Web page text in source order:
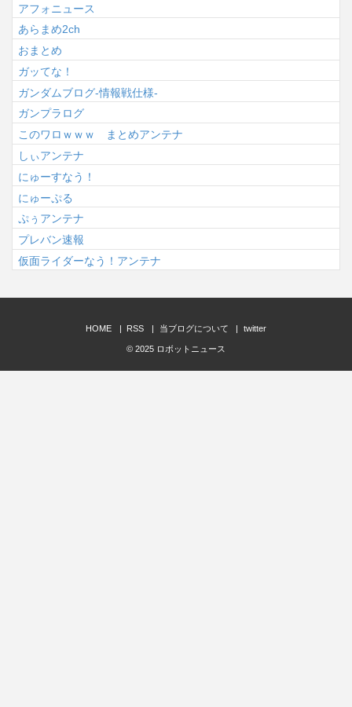
アフォニュース
あらまめ2ch
おまとめ
ガッてな！
ガンダムブログ-情報戦仕様-
ガンプラログ
このワロｗｗｗ まとめアンテナ
しぃアンテナ
にゅーすなう！
にゅーぷる
ぷぅアンテナ
プレバン速報
仮面ライダーなう！アンテナ
HOME RSS 当ブログについて twitter
© 2025 ロボットニュース